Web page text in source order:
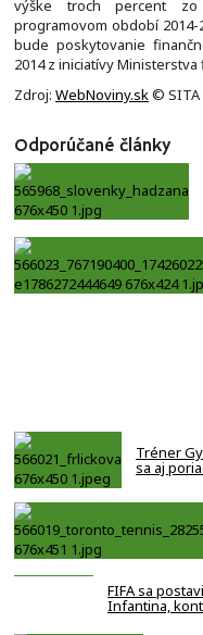
výške troch percent zo
programovom období
bude poskytovanie
2014 z iniciatívy Ministerstva
Zdroj: WebNoviny.sk© SITA
Odporúčané články
Tréner
sa aj
FIFA sa
Infantina,